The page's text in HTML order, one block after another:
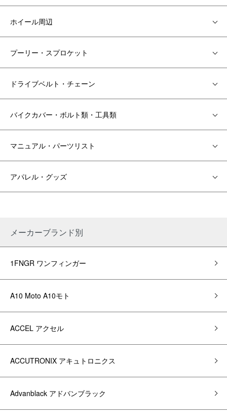
ホイール周辺
プーリー・スプロケット
ドライブベルト・チェーン
バイクカバー・ボルト類・工具類
マニュアル・パーツリスト
アパレル・グッズ
メーカーブランド別
1FNGR ワンフィンガー
A10 Moto A10モト
ACCEL アクセル
ACCUTRONIX アキュトロニクス
Advanblack アドバンブラック